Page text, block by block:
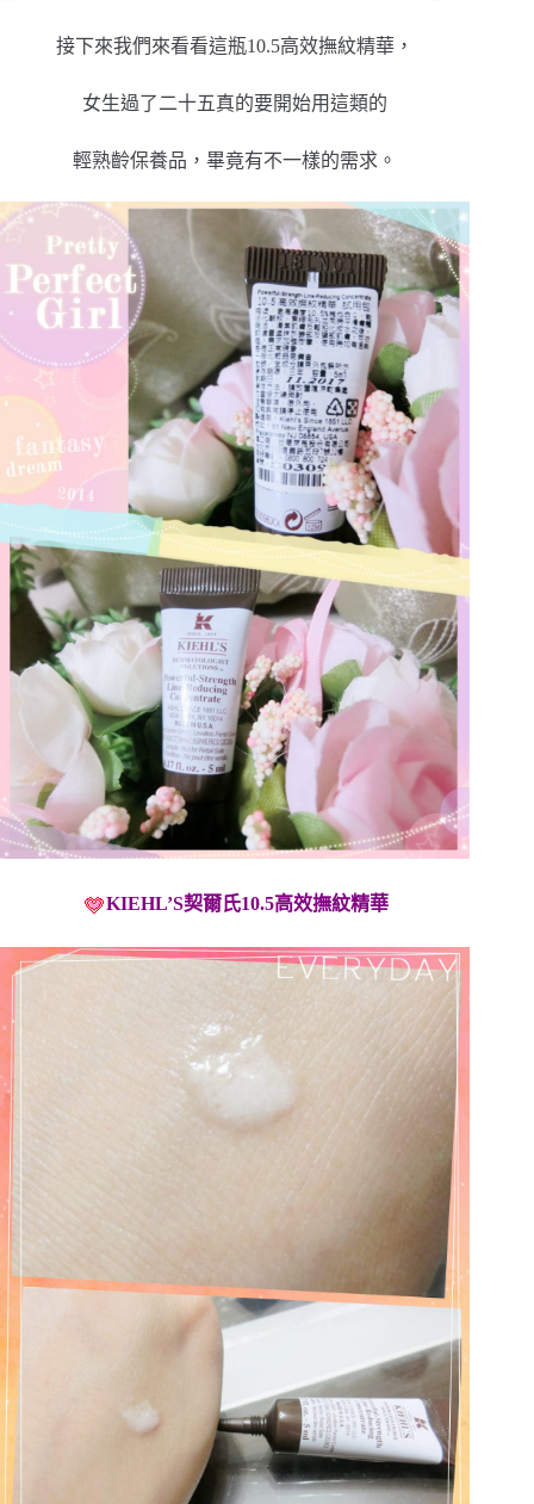
接下來我們來看看這瓶10.5高效撫紋精華，
女生過了二十五真的要開始用這類的
輕熟齡保養品，畢竟有不一樣的需求。
KIEHL’S契爾氏10.5高效撫紋精華